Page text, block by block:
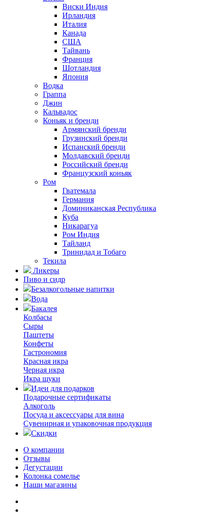
Виски Индия
Ирландия
Италия
Канада
США
Тайвань
Франция
Шотландия
Япония
Водка
Граппа
Джин
Кальвадос
Коньяк и бренди
Армянский бренди
Грузинский бренди
Испанский бренди
Молдавский бренди
Российский бренди
Французский коньяк
Ром
Гватемала
Германия
Доминиканская Республика
Куба
Никарагуа
Ром Индия
Тайланд
Тринидад и Тобаго
Текила
Ликеры
Пиво и сидр
Безалкогольные напитки
Вода
Бакалея
Колбасы
Сыры
Паштеты
Конфеты
Гастрономия
Красная икра
Черная икра
Икра щуки
Идеи для подарков
Подарочные сертификаты
Алкоголь
Посуда и аксессуары для вина
Сувенирная и упаковочная продукция
Скидки
О компании
Отзывы
Дегустации
Колонка сомелье
Наши магазины